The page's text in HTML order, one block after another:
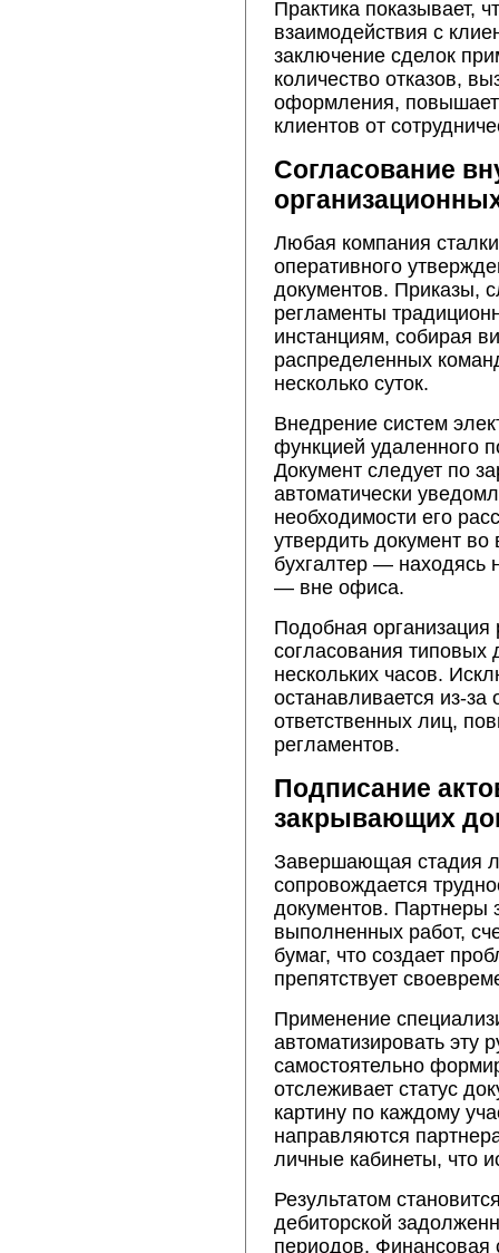
Практика показывает,
взаимодействия с
заключение сделок
количество отказов,
оформления,
клиентов от
Согласование
Любая компания
оперативного
документов. Приказы,
регламенты
инстанциям, собирая
распределенных
несколько суток.
Внедрение систем
функцией удаленного
Документ следует по
автоматически
необходимости его
утвердить документ
бухгалтер —
— вне офиса.
Подобная
согласования типовых
нескольких часов.
останавливается из-за
ответственных лиц,
регламентов.
Подписание
закрывающих
Завершающая стадия
сопровождается
документов. Партнеры
выполненных работ,
бумаг, что создает
препятствует
Применение
автоматизировать эту
самостоятельно
отслеживает статус
картину по каждому
направляются
личные кабинеты, что
Результатом
дебиторской
периодов. Финансовая